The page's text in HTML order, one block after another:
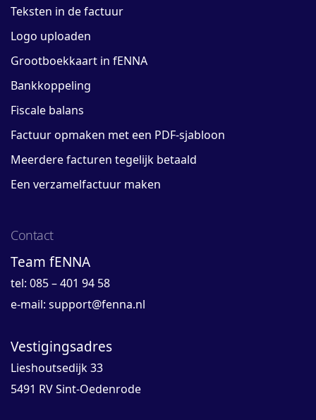
Teksten in de factuur
Logo uploaden
Grootboekkaart in fENNA
Bankkoppeling
Fiscale balans
Factuur opmaken met een PDF-sjabloon
Meerdere facturen tegelijk betaald
Een verzamelfactuur maken
Contact
Team fENNA
tel: 085 – 401 94 58
e-mail: support@fenna.nl
Vestigingsadres
Lieshoutsedijk 33
5491 RV Sint-Oedenrode